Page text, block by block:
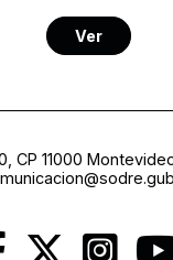
Ver
CP 11000